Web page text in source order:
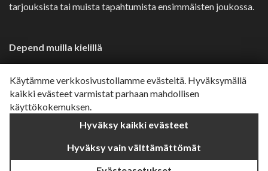
Käytämme verkkosivustollamme evästeitä. Hyväksymällä
kaikki evästeet varmistat parhaan mahdollisen
käyttökokemuksen.
Hyväksy kaikki evästeet
Hyväksy vain välttämättömät
tarjouksista tai muista tapahtumista ensimmäisten joukossa.
Depend muilla kielillä
Dansk»
Norsk»